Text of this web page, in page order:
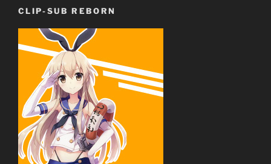
CLIP-SUB REBORN